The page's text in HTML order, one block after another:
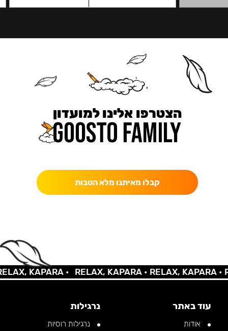
הצטרפו אלינו למועדון
קבלו מאיתנו מלא הטבות
KAPARA • RELAX, KAPARA •RELAX, KAPARA •
עוד באתר
אודות
נרגילות
נרגילות רוסיות